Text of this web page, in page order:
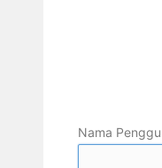
Nama